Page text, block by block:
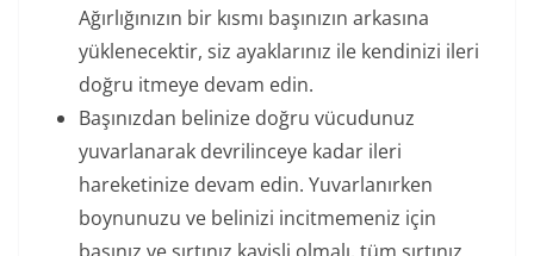
Ağırlığınızın bir kısmı başınızın arkasına
yüklenecektir, siz ayaklarınız ile kendinizi ileri
doğru itmeye devam edin.
Başınızdan belinize doğru vücudunuz
yuvarlanarak devrilinceye kadar ileri
hareketinize devam edin. Yuvarlanırken
boynunuzu ve belinizi incitmemeniz için